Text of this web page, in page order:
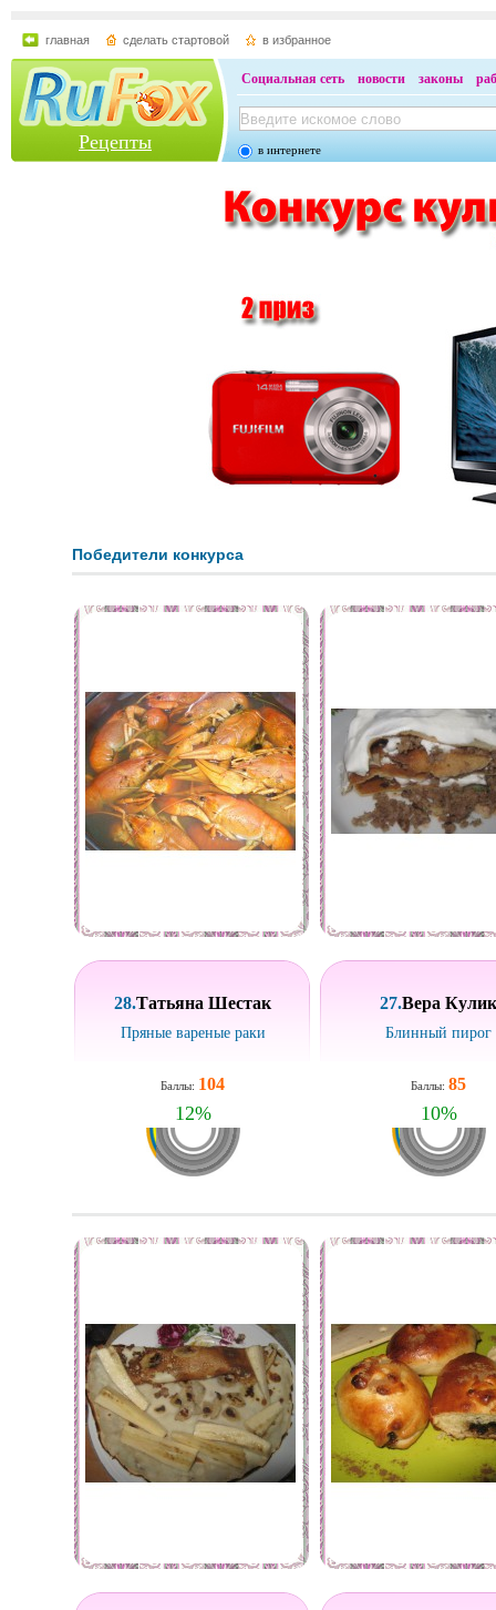
главная сделать стартовой в избранное
Рецепты
Социальная сеть новости законы
в интернете
Победители конкурса
28.Татьяна Шестак
Пряные вареные раки
Баллы: 104
12%
27.Вера Кулик
Блинный пирог
Баллы: 85
10%